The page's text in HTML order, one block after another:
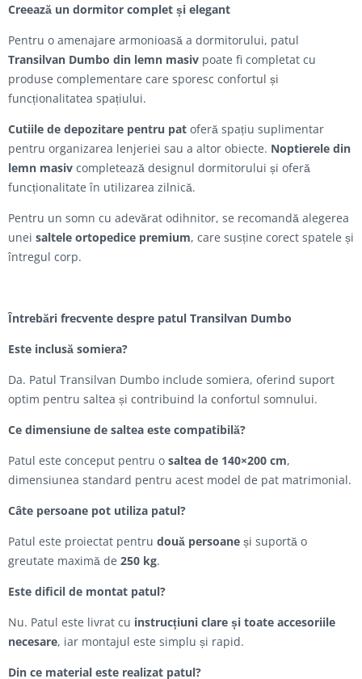
Creează un dormitor complet și elegant
Pentru o amenajare armonioasă a dormitorului, patul
Transilvan Dumbo din lemn masiv poate fi completat cu
produse complementare care sporesc confortul și
funcționalitatea spațiului.
Cutiile de depozitare pentru pat oferă spațiu suplimentar
pentru organizarea lenjeriei sau a altor obiecte. Noptierele din
lemn masiv completează designul dormitorului și oferă
funcționalitate în utilizarea zilnică.
Pentru un somn cu adevărat odihnitor, se recomandă alegerea
unei saltele ortopedice premium, care susține corect spatele și
întregul corp.
Întrebări frecvente despre patul Transilvan Dumbo
Este inclusă somiera?
Da. Patul Transilvan Dumbo include somiera, oferind suport
optim pentru saltea și contribuind la confortul somnului.
Ce dimensiune de saltea este compatibilă?
Patul este conceput pentru o saltea de 140×200 cm,
dimensiunea standard pentru acest model de pat matrimonial.
Câte persoane pot utiliza patul?
Patul este proiectat pentru două persoane și suportă o
greutate maximă de 250 kg.
Este dificil de montat patul?
Nu. Patul este livrat cu instrucțiuni clare și toate accesoriile
necesare, iar montajul este simplu și rapid.
Din ce material este realizat patul?